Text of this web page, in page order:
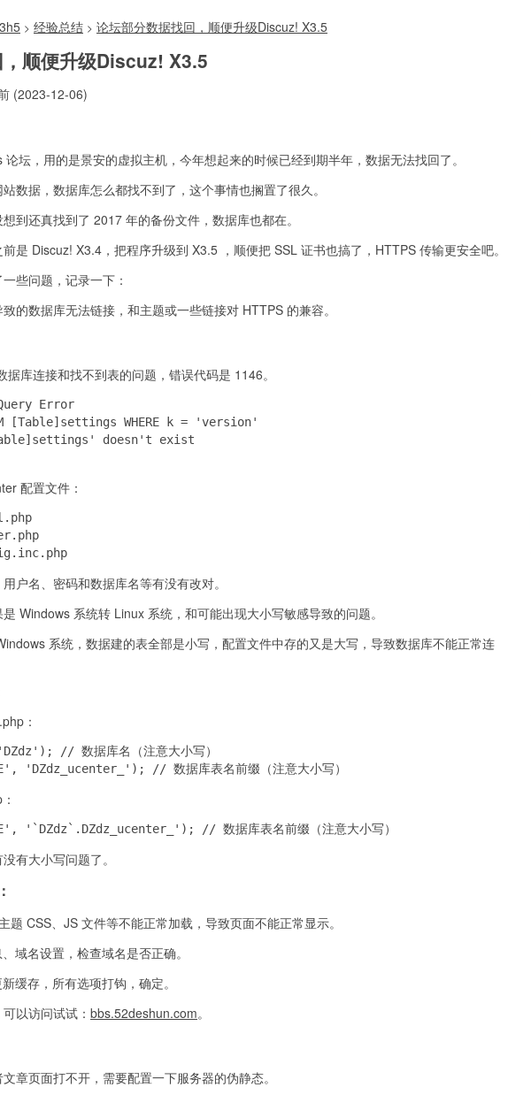
> 经验总结 > 论坛部分数据找回，顺便升级Discuz! X3.5
顺便升级Discuz! X3.5
(2023-12-06)
坛，用的是景安的虚拟主机，今年想起来的时候已经到期半年，数据无法找回了。
数据，数据库怎么都找不到了，这个事情也搁置了很久。
到还真找到了 2017 年的备份文件，数据库也都在。
是 Discuz! X3.4，把程序升级到 X3.5 ，顺便把 SSL 证书也搞了，HTTPS 传输更安全吧。
些问题，记录一下：
的数据库无法链接，和主题或一些链接对 HTTPS 的兼容。
库连接和找不到表的问题，错误代码是 1146。
Error
[Table]settings WHERE k = 'version'
doesn't exist
配置文件：
户名、密码和数据库名等有没有改对。
Windows 系统转 Linux 系统，和可能出现大小写敏感导致的问题。
系统，数据建的表全部是小写，配置文件中存的又是大写，导致数据库不能正常连
：
// 数据库名（注意大小写）
'DZdz_ucenter_'); // 数据库表名前缀（注意大小写）
'`DZdz`.DZdz_ucenter_'); // 数据库表名前缀（注意大小写）
有大小写问题了。
题 CSS、JS 文件等不能正常加载，导致页面不能正常显示。
域名设置，检查域名是否正确。
缓存，所有选项打钩，确定。
以访问试试： bbs.52deshun.com。
章页面打不开，需要配置一下服务器的伪静态。